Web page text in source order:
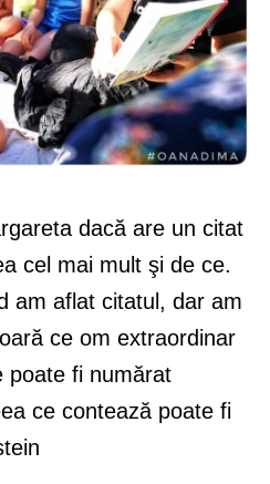
dacă are un citat
cel mai mult şi de ce.
am aflat citatul, dar am
ce om extraordinar
poate fi numărat
ce contează poate fi